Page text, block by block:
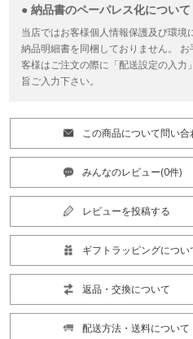
● 納品書のペーパレス化について
当店ではお客様個人情報保護及び環境
納品明細書を同梱しておりません。
客様はご注文の際に「配送設定の入力
旨ご入力下さい。
この商品について問い合
みんなのレビュー(0件)
レビューを投稿する
ギフトラッピングについ
返品・交換について
配送方法・送料について